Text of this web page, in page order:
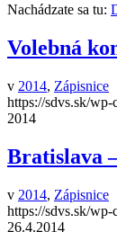
Nachádzate sa tu:
Volebná
v 2014, Zápisnice
https://sdvs.sk/
2014
Bratislava
v 2014, Zápisnice
https://sdvs.sk/
26.4.2014